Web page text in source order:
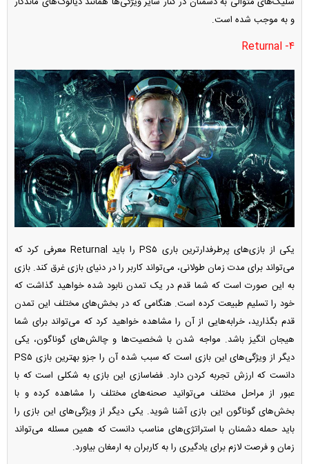
و به موجب شده است.
۴- Returnal
یکی از بازی‌های پرطرفدارترین باری PS۵ را باید Returnal معرفی کرد که
می‌تواند برای مدت زمان طولانی، می‌تواند کاربر را در دنیای بازی غرق کند. بازی
به این صورت است که شما قدم در یک تمدن نابود شده خواهید گذاشت که
خود را تسلیم طبیعت کرده است. هنگامی که در بخش‌های مختلف این تمدن
قدم بگذارید، خرابه‌هایی از آن را مشاهده خواهید کرد که می‌تواند برای شما
هیجان انگیز باشد. مواجه شدن با شخصیت‌ها و چالش‌های گوناگون، یکی
دیگر از ویژگی‌های این بازی است که سبب شده آن را جزو بهترین بازی PS۵
دانست که ارزش تجربه کردن دارد. فضاسازی این بازی به شکلی است که با
عبور از مراحل مختلف می‌توانید صحنه‌های مختلف را مشاهده کرده و با
بخش‌های گوناگون این بازی آشنا شوید. یکی دیگر از ویژگی‌های این بازی را
باید حمله دشمنان با استراتژی‌های مناسب دانست که همین مسئله می‌تواند
زمان و فرصت لازم برای یادگیری را به کاربران به ارمغان بیاورد.